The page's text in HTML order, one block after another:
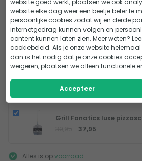
Snel genieten van je heerlijke
Geen zin om lang te wachten? De
warmt snel op en is binnen 15
Vervolgens bak je jouw pizza in
Ideaal voor een snelle maaltijd of
Maak je pizzaoven compleet
Grill Fanatics luxe
37,95
Alles is opvoorraad
website goed werkt, plaatsen we ook
website elke dag weer een beetje beter te
persoonlijke cookies zodat wij en derde
internetgedrag kunnen volgen en
content kunnen laten zien. Meer weten?
cookiebeleid. Als je onze website
dan is het nodig dat je onze cookies
weigeren, plaatsen we alleen functionele
Accepteer